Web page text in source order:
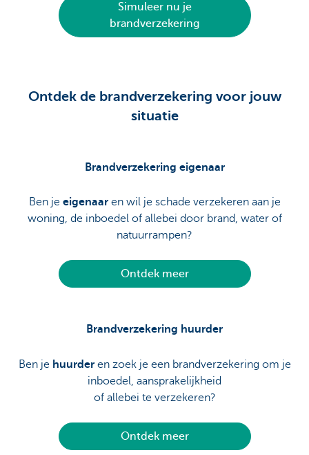
Simuleer nu je
brandverzekering
Ontdek de brandverzekering voor jouw
situatie
Brandverzekering eigenaar
Ben je eigenaar en wil je schade verzekeren aan je
woning, de inboedel of allebei door brand, water of
natuurrampen?
Ontdek meer
Brandverzekering huurder
Ben je huurder en zoek je een brandverzekering om je
inboedel, aansprakelijkheid
of allebei te verzekeren?
Ontdek meer